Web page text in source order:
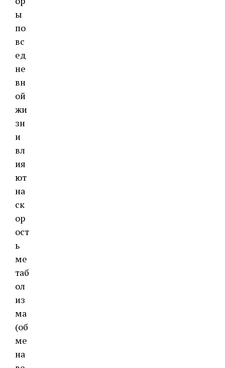
ы
по
вс
ед
не
вн
ой
жи
зн
и
вл
ия
ют
на
ск
ор
ост
ь
ме
таб
ол
из
ма
(об
ме
на